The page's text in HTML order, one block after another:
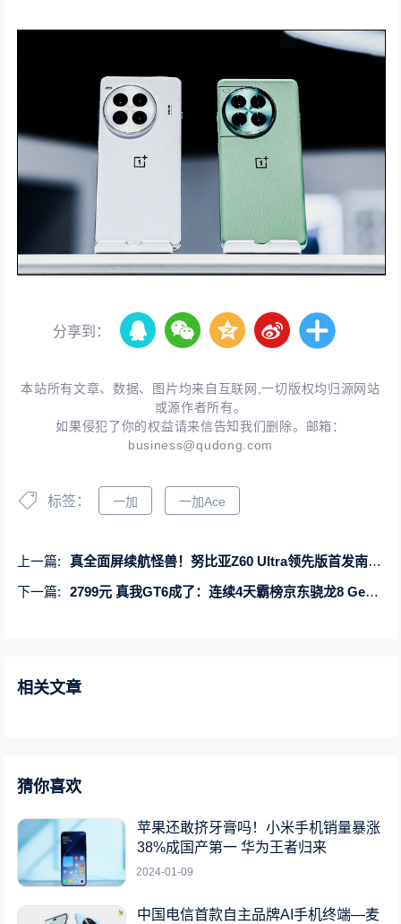
分享到：
本站所有文章、数据、图片均来自互联网,一切版权均归源网站
或源作者所有。
如果侵犯了你的权益请来信告知我们删除。邮箱：
business@qudong.com
标签： 一加 一加Ace
上一篇:
真全面屏续航怪兽！努比亚Z60 Ultra领先版首发南海高能电池
下一篇:
2799元 真我GT6成了：连续4天霸榜京东骁龙8 Gen3手机热卖榜
相关文章
猜你喜欢
苹果还敢挤牙膏吗！小米手机销量暴涨
38%成国产第一 华为王者归来
2024-01-09
中国电信首款自主品牌AI手机终端—麦